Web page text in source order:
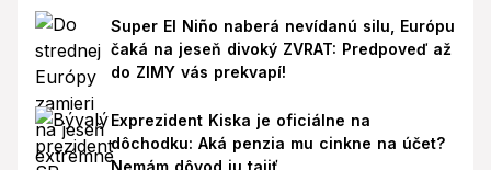
Super El Niño naberá nevídanú silu, Európu
čaká na jeseň divoký ZVRAT: Predpoveď až
do ZIMY vás prekvapí!
Exprezident Kiska je oficiálne na
dôchodku: Aká penzia mu cinkne na účet?